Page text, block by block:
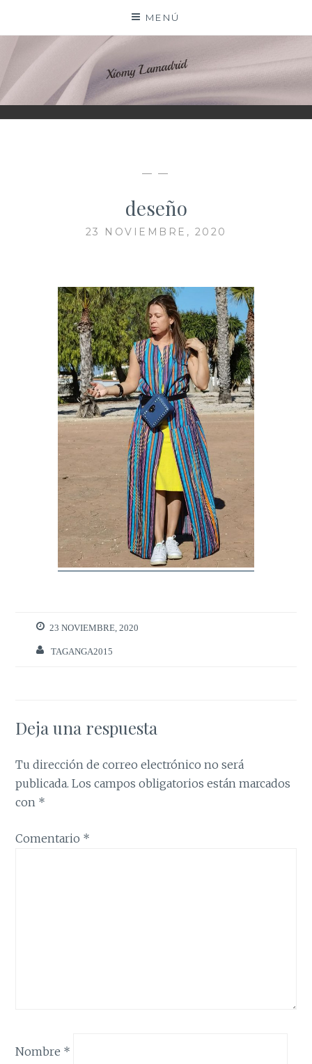
contenido
MENÚ
XIOMY LAMADRID
— —
deseño
23 NOVIEMBRE, 2020
23 NOVIEMBRE, 2020
TAGANGA2015
Deja una respuesta
Tu dirección de correo electrónico no será
publicada. Los campos obligatorios están marcados
con *
Comentario *
Nombre *